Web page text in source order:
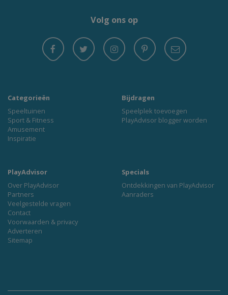
Volg ons op
Categorieën
Speeltuinen
Sport & Fitness
Amusement
Inspiratie
Bijdragen
Speelplek toevoegen
PlayAdvisor blogger worden
PlayAdvisor
Over PlayAdvisor
Partners
Veelgestelde vragen
Contact
Voorwaarden & privacy
Adverteren
Sitemap
Specials
Ontdekkingen van PlayAdvisor
Aanraders